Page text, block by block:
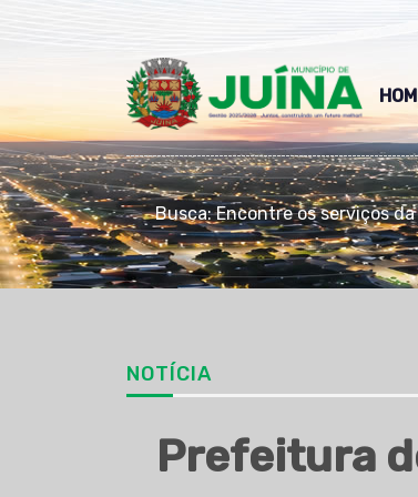
Busca: Encontre os serviços
NOTÍCIA
Prefeitura